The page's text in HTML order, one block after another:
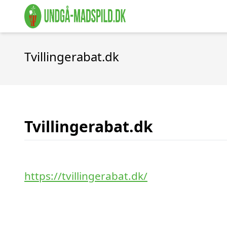
Tvillingerabat.dk
Tvillingerabat.dk
https://tvillingerabat.dk/